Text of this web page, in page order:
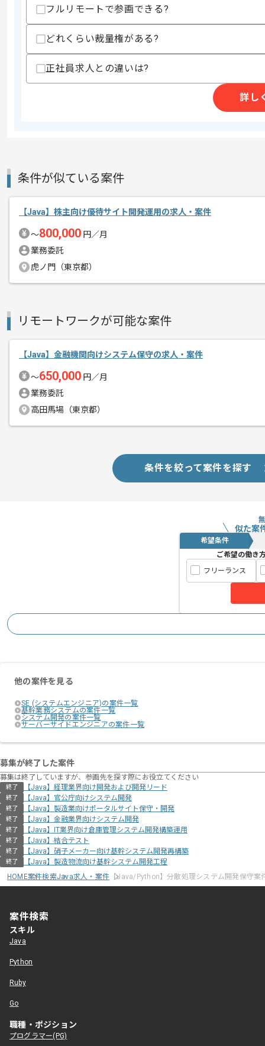
精算・お支払い
精算条件
精算基準時間
支払いサイト
15日
エージェントからのコ
メント
経験豊富なエンジニアと成長が出来る
フルリモートで参画できる?
どれくらい裁量権がある?
正社員求人との違いは?
詳し
条件が似ている案件
【Java】株主向け優待サイト開発運用の求人・案件
〜800,000 円／月
業務委託
虎ノ門（東京都）
リモートワークが可能な案件
【Java】金融機関向けシステム保守の求人・案件
〜650,000 円／月
業務委託
高田馬場（東京都）
条件を絞って案件を探す
似た案
希望条件
ご希望の働き
フリーランス
他の案件を見る
SE (システムエンジニア)の案件一覧
基幹業務システムの案件一覧
システム開発の案件一覧
サーバーサイドエンジニアの案件一覧
募集が終了した案件
募集は終了していますが、参画先を探す際にお役立てください
終了 【Java】経理業界向け開発および開発リード
終了 【Java】官公庁向けシステム開発
終了 【Java】製造業向けポータルサイト保守・開発
終了 【Java】金融業界向けシステム開発
終了 【Java】IT業界向け倉庫管理システム開発構築運用
終了 【Java】結合テスト
終了 【Java】硝子メーカー向け基幹システム開発再構築
終了
【Java】製造物流向け基幹システム開発工程
HOME案件検索Java求人・案件 【Java/Python】分散処理システム開発保守案
案件検索
スキル
Java
Python
Ruby
Go
職種・ポジション
プログラマー(PG)